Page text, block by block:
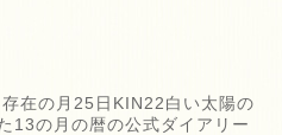
在の月25日KIN22白い太陽の
13の月の暦の公式ダイアリー